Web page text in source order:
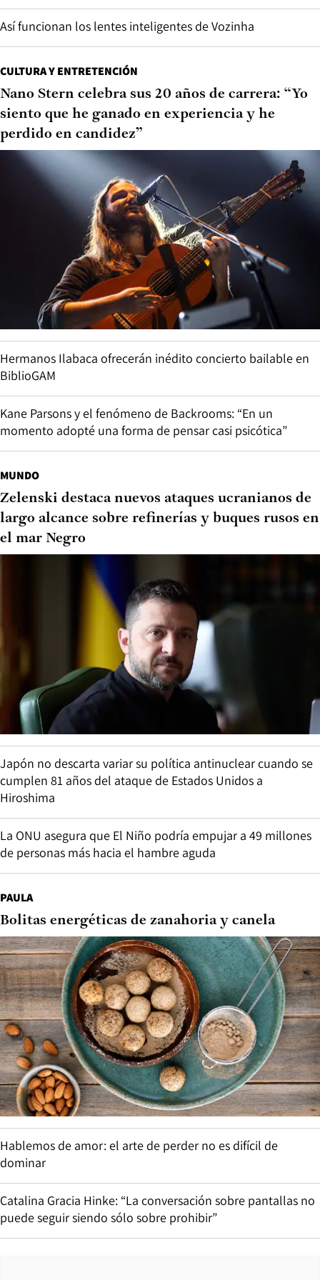
Así funcionan los lentes inteligentes de Vozinha
CULTURA Y ENTRETENCIÓN
Nano Stern celebra sus 20 años de carrera: “Yo
siento que he ganado en experiencia y he
perdido en candidez”
Hermanos Ilabaca ofrecerán inédito concierto bailable en
BiblioGAM
Kane Parsons y el fenómeno de Backrooms: “En un
momento adopté una forma de pensar casi psicótica”
MUNDO
Zelenski destaca nuevos ataques ucranianos de
largo alcance sobre refinerías y buques rusos en
el mar Negro
Japón no descarta variar su política antinuclear cuando se
cumplen 81 años del ataque de Estados Unidos a
Hiroshima
La ONU asegura que El Niño podría empujar a 49 millones
de personas más hacia el hambre aguda
PAULA
Bolitas energéticas de zanahoria y canela
Hablemos de amor: el arte de perder no es difícil de
dominar
Catalina Gracia Hinke: “La conversación sobre pantallas no
puede seguir siendo sólo sobre prohibir”